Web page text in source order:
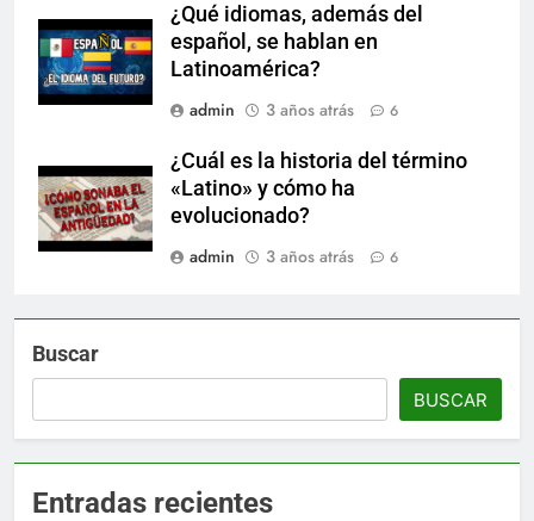
¿Qué idiomas, además del
español, se hablan en
Latinoamérica?
admin
3 años atrás 6
¿Cuál es la historia del término
«Latino» y cómo ha
evolucionado?
admin
3 años atrás 6
Buscar
BUSCAR
Entradas recientes